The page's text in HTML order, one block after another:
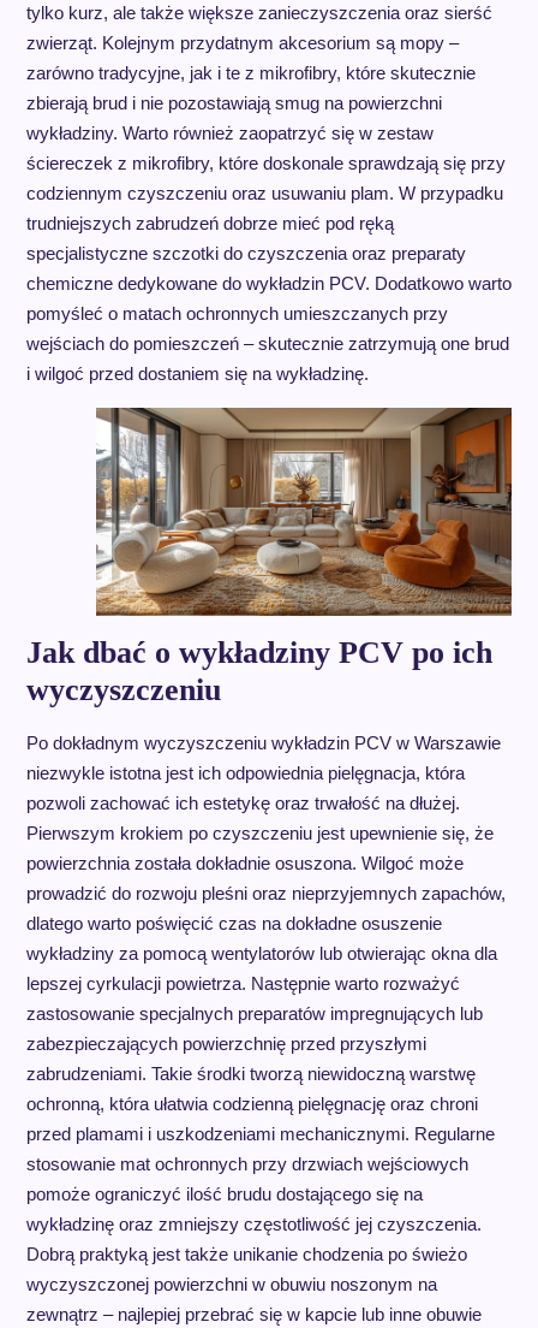
tylko kurz, ale także większe zanieczyszczenia oraz sierść
zwierząt. Kolejnym przydatnym akcesorium są mopy –
zarówno tradycyjne, jak i te z mikrofibry, które skutecznie
zbierają brud i nie pozostawiają smug na powierzchni
wykładziny. Warto również zaopatrzyć się w zestaw
ściereczek z mikrofibry, które doskonale sprawdzają się przy
codziennym czyszczeniu oraz usuwaniu plam. W przypadku
trudniejszych zabrudzeń dobrze mieć pod ręką
specjalistyczne szczotki do czyszczenia oraz preparaty
chemiczne dedykowane do wykładzin PCV. Dodatkowo warto
pomyśleć o matach ochronnych umieszczanych przy
wejściach do pomieszczeń – skutecznie zatrzymują one brud
i wilgoć przed dostaniem się na wykładzinę.
Jak dbać o wykładziny PCV po ich
wyczyszczeniu
Po dokładnym wyczyszczeniu wykładzin PCV w Warszawie
niezwykle istotna jest ich odpowiednia pielęgnacja, która
pozwoli zachować ich estetykę oraz trwałość na dłużej.
Pierwszym krokiem po czyszczeniu jest upewnienie się, że
powierzchnia została dokładnie osuszona. Wilgoć może
prowadzić do rozwoju pleśni oraz nieprzyjemnych zapachów,
dlatego warto poświęcić czas na dokładne osuszenie
wykładziny za pomocą wentylatorów lub otwierając okna dla
lepszej cyrkulacji powietrza. Następnie warto rozważyć
zastosowanie specjalnych preparatów impregnujących lub
zabezpieczających powierzchnię przed przyszłymi
zabrudzeniami. Takie środki tworzą niewidoczną warstwę
ochronną, która ułatwia codzienną pielęgnację oraz chroni
przed plamami i uszkodzeniami mechanicznymi. Regularne
stosowanie mat ochronnych przy drzwiach wejściowych
pomoże ograniczyć ilość brudu dostającego się na
wykładzinę oraz zmniejszy częstotliwość jej czyszczenia.
Dobrą praktyką jest także unikanie chodzenia po świeżo
wyczyszczonej powierzchni w obuwiu noszonym na
zewnątrz – najlepiej przebrać się w kapcie lub inne obuwie